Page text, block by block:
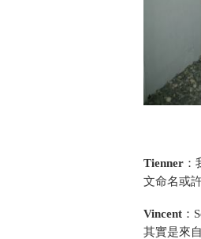
Tienner
文命名或
Vincent ：
其實是來